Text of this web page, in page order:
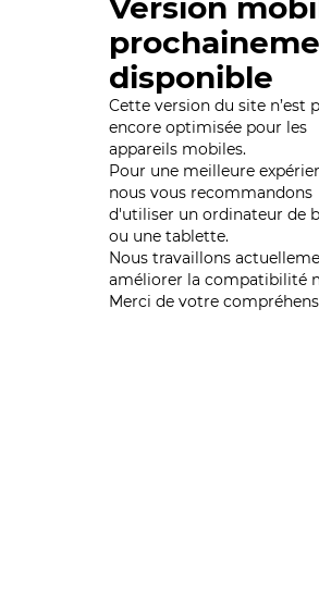
Version
disponible
Cette version du site n’est
encore optimisée pour les
appareils mobiles.
Pour une meilleure
nous vous recommandons
d'utiliser un ordinateur de
ou une tablette.
Nous travaillons
améliorer la compatibilité
Merci de votre